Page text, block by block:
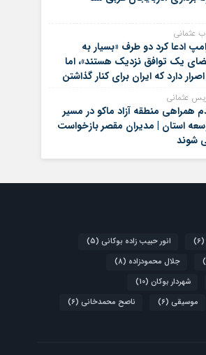
عثمانی
ادعا کرد دو طرف «بسیار به
یک توافق نزدیک هستند»، اما
دارد که ایران برای کنار گذاشتن
هسته‌ای خود گام‌های
بردارد
عثمانی
همراهی منطقه آزاد ماکو در مسیر
استان | مدیران مقصر بازخواست
شوند
(6) انور حبیب زاده بوکانی (5)
جلال محمودزاده (8)
شهردار بوکان (10)
موسیقی (6) ناصح محمدخانی (6)